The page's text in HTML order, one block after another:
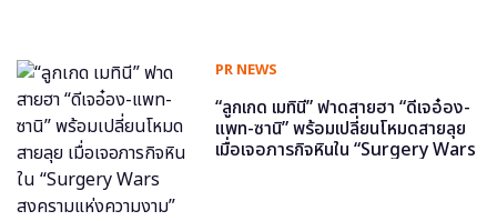
PR NEWS
“ลูกเกด เมทินี” ฟาดสายฮา “ดีเจอ๋อง-
แพท-ซานิ” พร้อมเปลี่ยนโหมดสายลุย
เมื่อเจอภารกิจหินใน “Surgery Wars